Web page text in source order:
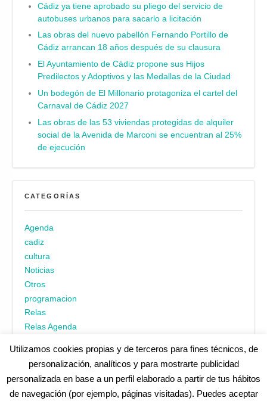
Cádiz ya tiene aprobado su pliego del servicio de
autobuses urbanos para sacarlo a licitación
Las obras del nuevo pabellón Fernando Portillo de
Cádiz arrancan 18 años después de su clausura
El Ayuntamiento de Cádiz propone sus Hijos
Predilectos y Adoptivos y las Medallas de la Ciudad
Un bodegón de El Millonario protagoniza el cartel del
Carnaval de Cádiz 2027
Las obras de las 53 viviendas protegidas de alquiler
social de la Avenida de Marconi se encuentran al 25%
de ejecución
CATEGORÍAS
Agenda
cadiz
cultura
Noticias
Otros
programacion
Relas
Relas Agenda
Utilizamos cookies propias y de terceros para fines técnicos, de
personalización, analíticos y para mostrarte publicidad
personalizada en base a un perfil elaborado a partir de tus hábitos
de navegación (por ejemplo, páginas visitadas). Puedes aceptar